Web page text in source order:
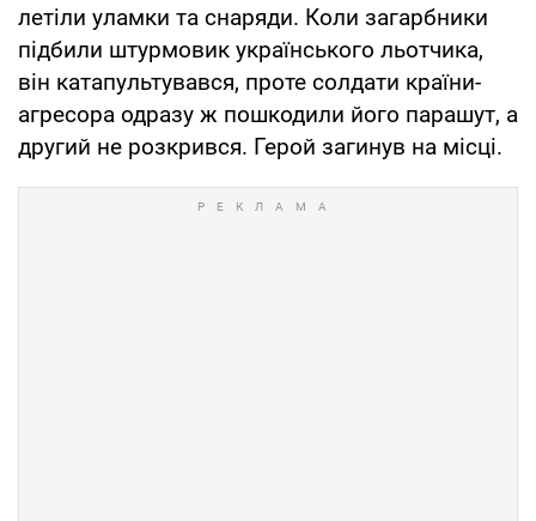
летіли уламки та снаряди. Коли загарбники
підбили штурмовик українського льотчика,
він катапультувався, проте солдати країни-
агресора одразу ж пошкодили його парашут, а
другий не розкрився. Герой загинув на місці.